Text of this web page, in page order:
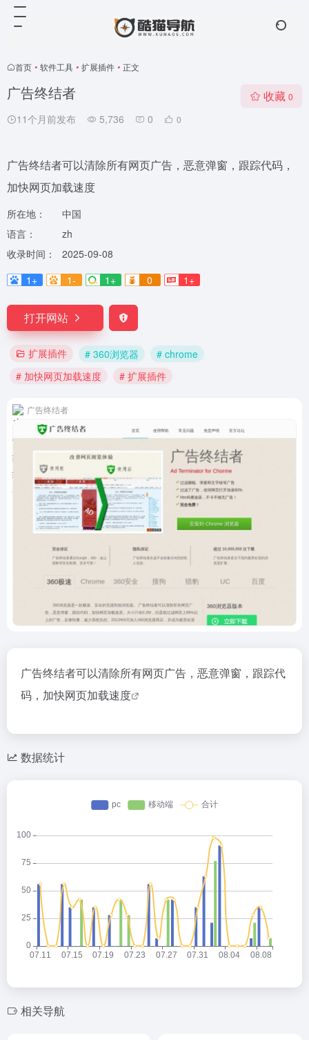
首页 • 软件工具 • 扩展插件 • 正文
广告终结者
11个月前发布 5,736 0 0
收藏 0
广告终结者可以清除所有网页广告，恶意弹窗，跟踪代码，
加快网页加载速度
所在地：
中国
语言：
zh
收录时间：
2025-09-08
1+
1- 1+ 0 1+
打开网站
扩展插件 # 360浏览器
# chrome
# 加快网页加载速度
# 扩展插件
广告终结者
广告终结者可以清除所有网页广告，恶意弹窗，跟踪代
码， 加快网页加载速度
数据统计
相关导航